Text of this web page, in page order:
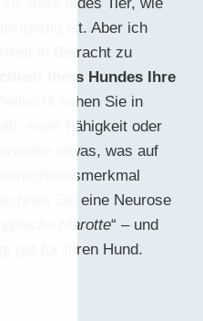
ist. Aber ich
in Betracht zu
Ihres Hundes Ihre
sehen Sie in
einer Fähigkeit oder
etwas, was auf
Sie eine Neurose
typische Marotte“ – und
gut für Ihren Hund.